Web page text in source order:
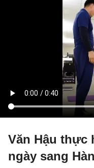
Văn Hậu thực
ngày sang